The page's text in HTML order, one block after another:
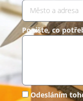
Popište, co
Odesláním